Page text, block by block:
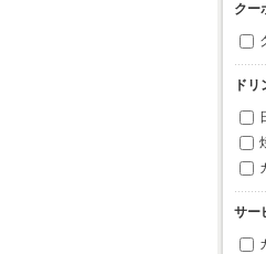
クー
ドリ
サー